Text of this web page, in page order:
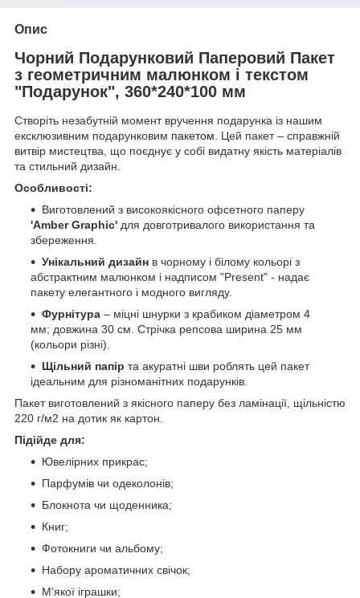
Опис
Чорний Подарунковий Паперовий Пакет
з геометричним малюнком і текстом
"Подарунок", 360*240*100 мм
Створіть незабутній момент вручення подарунка із нашим
ексклюзивним подарунковим пакетом . Цей пакет – справжній
витвір мистецтва, що поєднує у собі видатну якість матеріалів
та стильний дизайн.
Особливості:
Виготовлений з високоякісного офсетного паперу
'Amber Graphic' для довготривалого використання та
збереження.
Унікальний дизайн в чорному і білому кольорі з
абстрактним малюнком і надписом "Present" - надає
пакету елегантного і модного вигляду.
Фурнітура – міцні шнурки з крабиком діаметром 4
мм; довжина 30 см. Стрічка репсова ширина 25 мм
(кольори різні).
Щільний папір та акуратні шви роблять цей пакет
ідеальним для різноманітних подарунків.
Пакет виготовлений з якісного паперу без ламінації, щільністю
220 г/м2 на дотик як картон.
Підійде для:
Ювелірних прикрас;
Парфумів чи одеколонів;
Блокнота чи щоденника;
Книг;
Фотокниги чи альбому;
Набору ароматичних свічок;
М'якої іграшки;